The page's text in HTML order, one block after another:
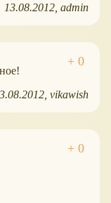
13.08.2012 admin
vikawish